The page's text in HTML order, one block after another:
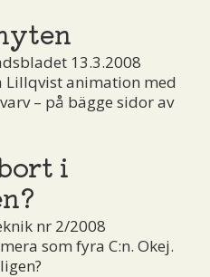
13.3.2008
Lillqvist animation med
– på bägge sidor av
i
nr 2/2008
som fyra C:n. Okej.